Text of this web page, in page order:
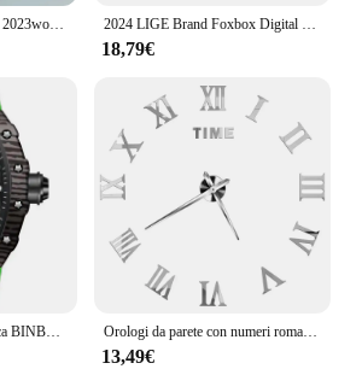
Nuovo orologio da lavoro 2023wokai Orologio sportivo al quarzo Cintura per il tempo libero Orologio da donna da uomo 2024 LIGE Brand Foxbox Digital Mens orologi Top Luxury Sport orologio da polso al quarzo per uomo orologio militare impermeabile interamente in acciaio + scatola
18,79€
Orologio da uomo di marca BINBOND Orologio da barilotto prepotente Orologio da uomo sportivo con superficie cava a specchio curvo Orologio da polso al quarzo in silicone Orologi da parete con numeri romani Orologio da parete a specchio 3D fai da te Adesivo acrilico Orologi al quarzo moda Orologio Decorazione della casa reloj de pared
13,49€